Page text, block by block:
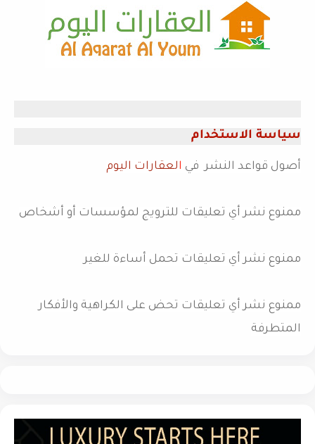
سياسة الاستخدام
أصول قواعد النشر في العقارات اليوم
ممنوع نشر أي تعليقات للترويج لمؤسسات أو أشخاص
ممنوع نشر أي تعليقات تحمل أساءة للغير
ممنوع نشر أي تعليقات تحض على الكراهية والأفكار
المتطرفة